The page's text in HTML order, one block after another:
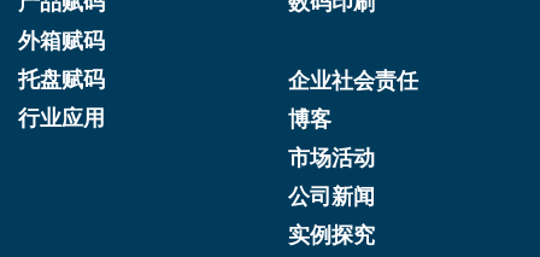
外箱赋码
托盘赋码
行业应用
企业社会责任
博客
市场活动
公司新闻
实例探究